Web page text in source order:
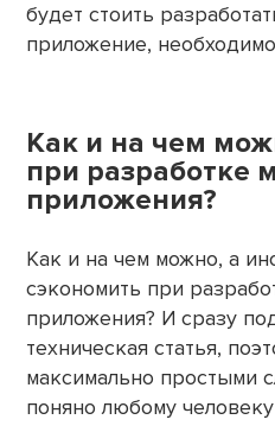
будет стоить
приложение,
Как и на чем
при разработке
приложения?
Как и на чем можно, а
сэкономить при
приложения? И сразу
техническая статья,
максимально простыми
поняно любому человеку